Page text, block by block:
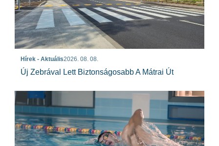
Hírek - Aktuális2026. 08. 08.
Új Zebrával Lett Biztonságosabb A Mátrai Út